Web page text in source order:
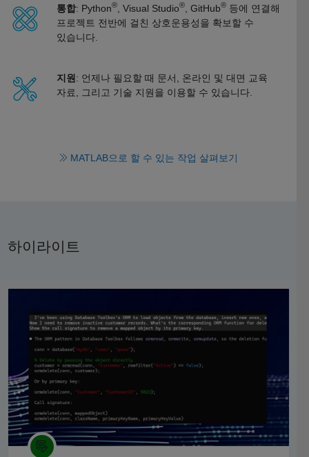
통합: Python® , Visual Studio® , GitHub® 등에 연결해
프로젝트 전반에 걸친 상호운용성을 확보할 수
있습니다.
지원 : 언제나 필요할 때 문서, 온라인 및 대면 교육
자료, 그리고 기술 지원을 이용할 수 있습니다.
MATLAB으로 할 수 있는 작업 살펴보기
하이라이트